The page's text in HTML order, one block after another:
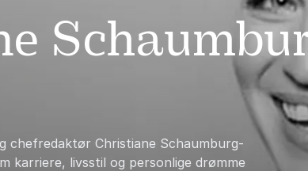
Christiane Schaumburg-
karriere, livsstil og personlige drømme